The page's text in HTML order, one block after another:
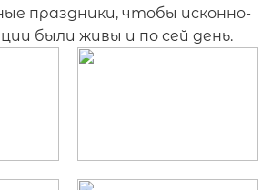
праздники, чтобы исконно-
были живы и по сей день.